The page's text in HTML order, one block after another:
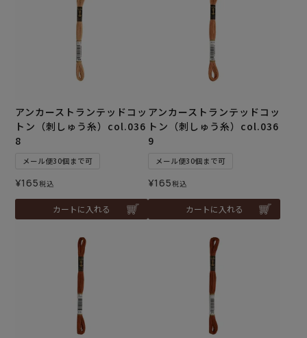
アンカーストランテッドコッ
トン（刺しゅう糸）col.036
8
メール便30個まで可
¥165税込
カートに入れる
アンカーストランテッドコッ
トン（刺しゅう糸）col.036
9
メール便30個まで可
¥165税込
カートに入れる